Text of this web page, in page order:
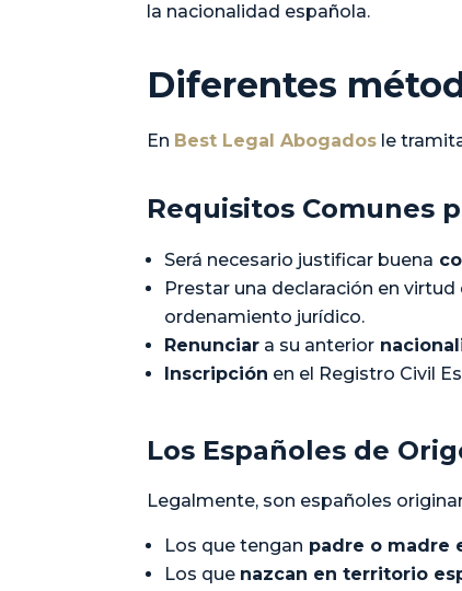
la nacionalidad española.
Diferentes
En Best Legal Abogados le
Requisitos Comunes
Será necesario justificar buena
Prestar una declaración en
ordenamiento jurídico.
Renunciar a su anterior
Inscripción en el Registro Civil
Los Españoles de
Legalmente, son españoles
Los que tengan padre o madre
Los que nazcan en territorio